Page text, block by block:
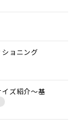
ョニング
ズ紹介〜基